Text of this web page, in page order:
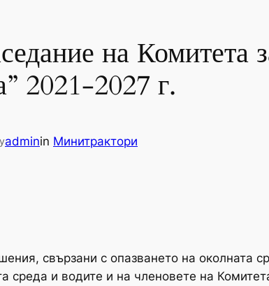
на
2021-2027 г.
adminin Минитрактори
свързани с опазването на околната
среда и водите и на членовете на